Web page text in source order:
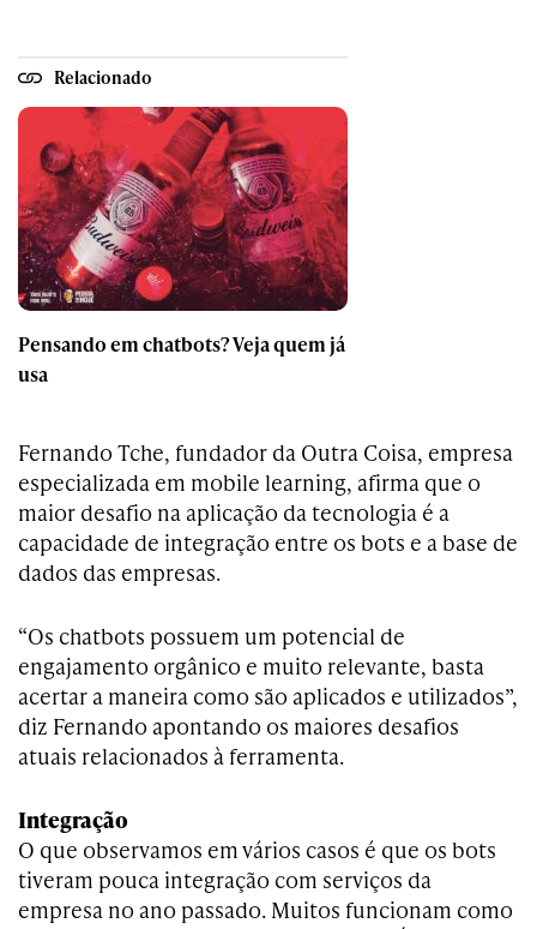
Relacionado
Pensando em chatbots? Veja quem já
usa
Fernando Tche, fundador da Outra Coisa, empresa
especializada em mobile learning, afirma que o
maior desafio na aplicação da tecnologia é a
capacidade de integração entre os bots e a base de
dados das empresas.
“Os chatbots possuem um potencial de
engajamento orgânico e muito relevante, basta
acertar a maneira como são aplicados e utilizados”,
diz Fernando apontando os maiores desafios
atuais relacionados à ferramenta.
Integração
O que observamos em vários casos é que os bots
tiveram pouca integração com serviços da
empresa no ano passado. Muitos funcionam como